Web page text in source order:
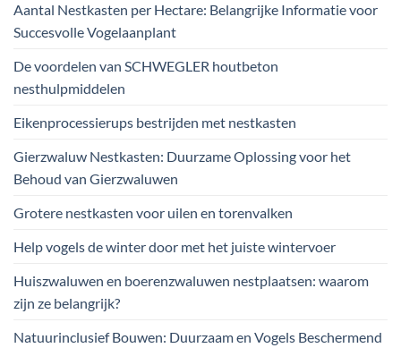
Aantal Nestkasten per Hectare: Belangrijke Informatie voor
Succesvolle Vogelaanplant
De voordelen van SCHWEGLER houtbeton
nesthulpmiddelen
Eikenprocessierups bestrijden met nestkasten
Gierzwaluw Nestkasten: Duurzame Oplossing voor het
Behoud van Gierzwaluwen
Grotere nestkasten voor uilen en torenvalken
Help vogels de winter door met het juiste wintervoer
Huiszwaluwen en boerenzwaluwen nestplaatsen: waarom
zijn ze belangrijk?
Natuurinclusief Bouwen: Duurzaam en Vogels Beschermend